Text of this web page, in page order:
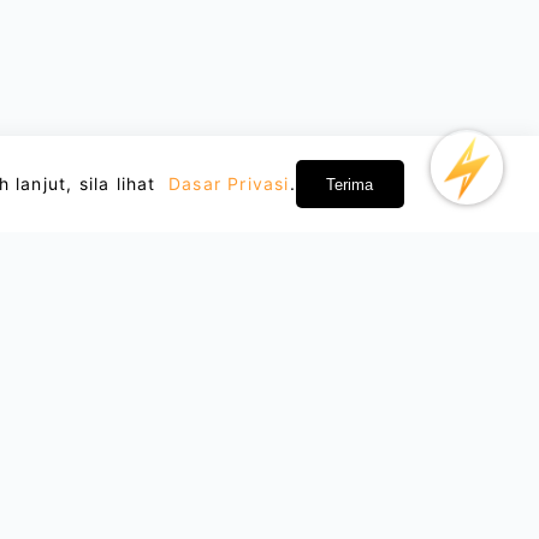
lanjut, sila lihat Dasar Privasi. Terima